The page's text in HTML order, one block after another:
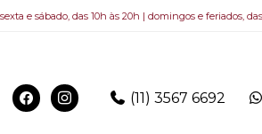
e sábado, das 10h às 20h | domingos e feriados,
(11) 3567 6692